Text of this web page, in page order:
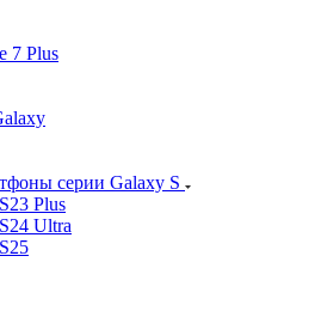
7 Plus
серии Galaxy S
Plus
Ultra